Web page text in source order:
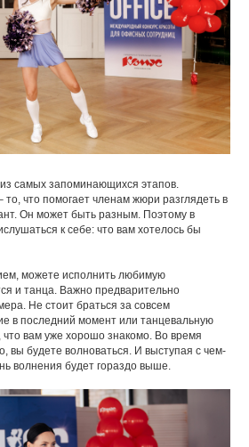
самых запоминающихся этапов.
что помогает членам жюри разглядеть в
Он может быть разным. Поэтому в
к себе: что вам хотелось бы
можете исполнить любимую
и танца. Важно предварительно
Не стоит браться за совсем
в последний момент или танцевальную
что вам уже хорошо знакомо. Во время
вы будете волноваться. И выступая с чем-
волнения будет гораздо выше.